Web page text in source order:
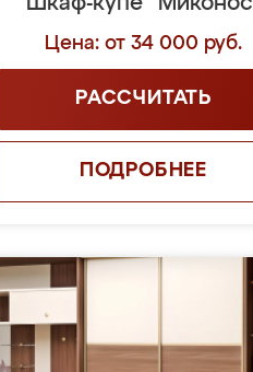
Цена: от 34 000 руб.
РАССЧИТАТЬ
ПОДРОБНЕЕ